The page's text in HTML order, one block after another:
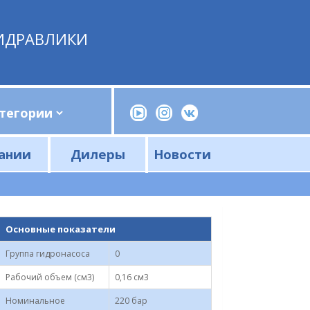
Дилеры Новости
Основные показатели
Группа гидронасоса
0
Рабочий объем (см3)
0,16 см3
Номинальное
220 бар